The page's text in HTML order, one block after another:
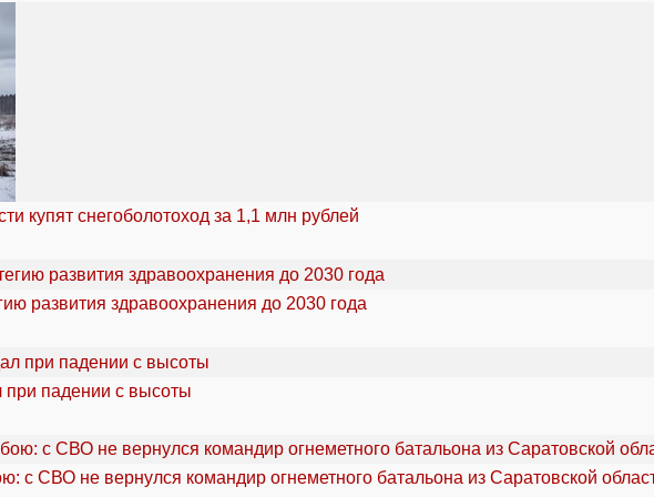
купят снегоболотоход за 1,1 млн рублей
развития здравоохранения до 2030 года
падении с высоты
с СВО не вернулся командир огнеметного батальона из Саратовской